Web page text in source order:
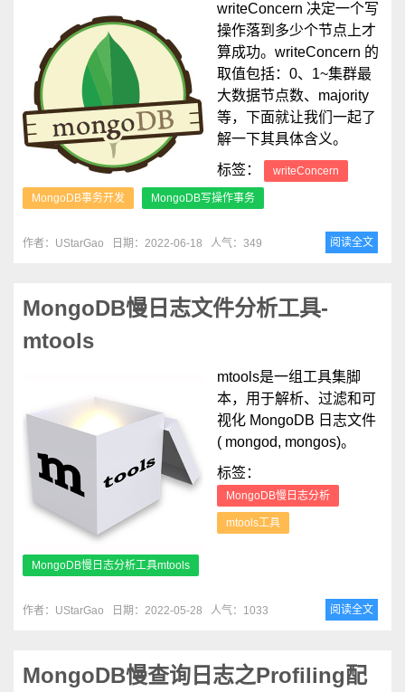
writeConcern 决定一个写
操作落到多少个节点上才
算成功。writeConcern 的
取值包括：0、1~集群最
大数据节点数、majority
等，下面就让我们一起了
解一下其具体含义。
标签：
writeConcern
MongoDB事务开发 MongoDB写操作事务
作者：UStarGao 日期：2022-06-18 人气：349 阅读全文
MongoDB慢日志文件分析工具-
mtools
mtools是一组工具集脚
本，用于解析、过滤和可
视化 MongoDB 日志文件
( mongod, mongos)。
标签：
MongoDB慢日志分析
mtools工具
MongoDB慢日志分析工具mtools
作者：UStarGao 日期：2022-05-28 人气：1033 阅读全文
MongoDB慢查询日志之Profiling配